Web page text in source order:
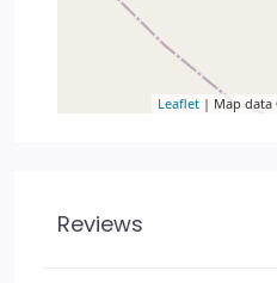
Leaflet | Map
Reviews